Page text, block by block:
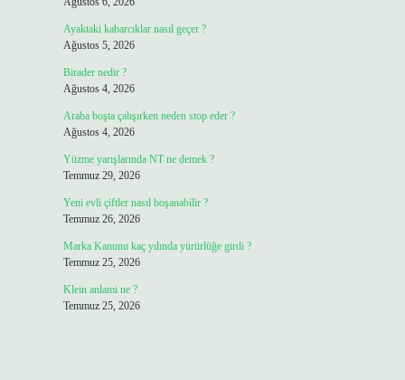
Ayaktaki kabarcıklar nasıl geçer ?
Ağustos 5, 2026
Birader nedir ?
Ağustos 4, 2026
Araba boşta çalışırken neden stop eder ?
Ağustos 4, 2026
Yüzme yarışlarında NT ne demek ?
Temmuz 29, 2026
Yeni evli çiftler nasıl boşanabilir ?
Temmuz 26, 2026
Marka Kanunu kaç yılında yürürlüğe girdi ?
Temmuz 25, 2026
Klein anlami ne ?
Temmuz 25, 2026